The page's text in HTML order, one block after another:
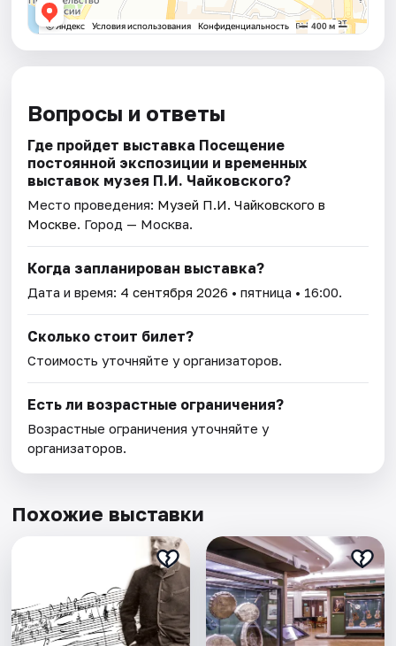
Вопросы и ответы
Где пройдет выставка Посещение
постоянной экспозиции и временных
выставок музея П.И. Чайковского?
Место проведения: Музей П.И. Чайковского в
Москве. Город — Москва.
Когда запланирован выставка?
Дата и время: 4 сентября 2026 • пятница • 16:00.
Сколько стоит билет?
Стоимость уточняйте у организаторов.
Есть ли возрастные ограничения?
Возрастные ограничения уточняйте у
организаторов.
Похожие выставки